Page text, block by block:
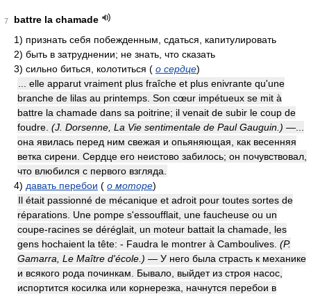
7
battre la chamade
1) признать себя побежденным, сдаться, капитулировать
2) быть в затруднении; не знать, что сказать
3) сильно биться, колотиться ( о сердце)
... elle apparut vraiment plus fraîche et plus enivrante qu'une
branche de lilas au printemps. Son cœur impétueux se mit à
battre la chamade dans sa poitrine; il venait de subir le coup de
foudre. (J. Dorsenne, La Vie sentimentale de Paul Gauguin.) —...
она явилась перед ним свежая и опьяняющая, как весенняя
ветка сирени. Сердце его неистово забилось; он почувствовал,
что влюбился с первого взгляда.
4) давать перебои ( о моторе)
Il était passionné de mécanique et adroit pour toutes sortes de
réparations. Une pompe s'essoufflait, une faucheuse ou un
coupe-racines se déréglait, un moteur battait la chamade, les
gens hochaient la tête: - Faudra le montrer à Camboulives. (P.
Gamarra, Le Maître d'école.) — У него была страсть к механике
и всякого рода починкам. Бывало, выйдет из строя насос,
испортится косилка или корнерезка, начнутся перебои в